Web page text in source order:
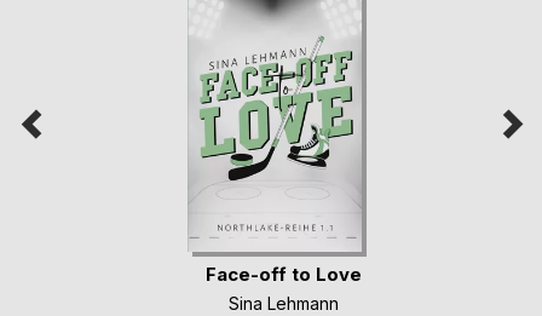
Face-off to Love
Sina Lehmann